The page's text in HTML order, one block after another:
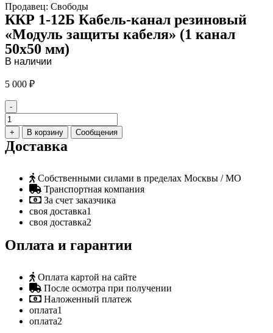
Продавец: Свободы
ККР 1-12Б Кабель-канал резиновый
«Модуль защиты кабеля» (1 канал
50х50 мм)
В наличии
5 000 ₽
-
Количество
товара
ККР
1-
Кабель-
канал
резиновый
«Модуль
защиты
кабеля»
(1
канал
+ В корзину Сообщения
Доставка
Собственными силами в пределах Москвы / МО
Транспортная компания
За счет заказчика
своя доставка1
своя доставка2
Оплата и гарантии
Оплата картой на сайте
После осмотра при получении
Наложенный платеж
оплата1
оплата2